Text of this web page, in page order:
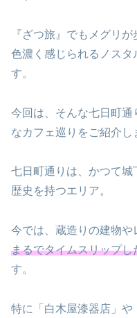
『ざつ旅』でもメグリ
色濃く感じられるノスタ
す。
今回は、そんな七日町
なカフェ巡りをご紹介し
七日町通りは、かつて城
歴史を持つエリア。
今では、蔵造りの建物
まるでタイムスリップし
す。
特に「白木屋漆器店」や